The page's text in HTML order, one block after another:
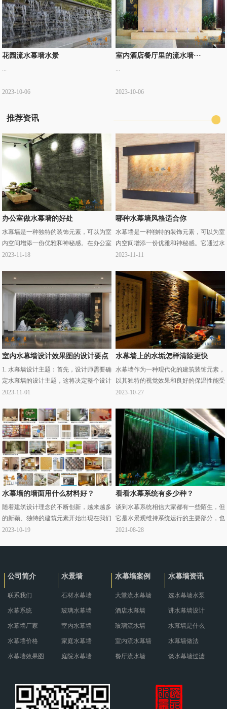
花园流水幕墙水景
...
2023-10-06
室内酒店餐厅里的流水墙···
...
2023-10-06
推荐资讯
办公室做水幕墙的好处
水幕墙是一种独特的装饰元素，可以为室
内空间增添一份优雅和神秘感。在办公室
中引入水幕墙可以带来许多好处，不仅能
环境，提高··· ...
2023-11-18
哪种水幕墙风格适合你
水幕墙是一种独特的装饰元素，可以为室
内空间增添一份优雅和神秘感。它通过水
流的流动和喷射形成的水花、水雾等效
的风格样式多··· ...
2023-11-11
室内水幕墙设计效果图的设计要点
1. 水幕墙设计主题：首先，设计师需要确
定水幕墙的设计主题，这将决定整个设计
的风格和元素。主题可以是自然、现代、
墙的材料··· ...
2023-11-01
水幕墙上的水垢怎样清除更快
水幕墙作为一种现代化的建筑装饰元素，
以其独特的视觉效果和良好的保温性能受
到了广泛的欢迎。然而，随着时间的推
影响了其美观··· ...
2023-10-27
水幕墙的墙面用什么材料好？
随着建筑设计理念的不断创新，越来越多
的新颖、独特的建筑元素开始出现在我们
的生活中。其中，水幕墙作为一种集装饰
2023-10-19
看看水幕系统有多少种？
谈到水幕系统相信大家都有一些陌生，但
它是水景观维持系统运行的主要部分，也
是一些设计单位和景观单位工作中消耗资
2021-08-28
公司简介
联系我们
水幕系统
水幕墙厂家
水幕墙价格
水幕墙效果图
水景墙
石材水幕墙
玻璃水幕墙
室内水幕墙
家庭水幕墙
庭院水幕墙
水幕墙案例
大堂流水幕墙
酒店水幕墙
玻璃流水墙
室内流水幕墙
餐厅流水墙
水幕墙资讯
选水幕墙水泵
讲水幕墙设计
水幕墙是什么
水幕墙做法
谈水幕墙过滤